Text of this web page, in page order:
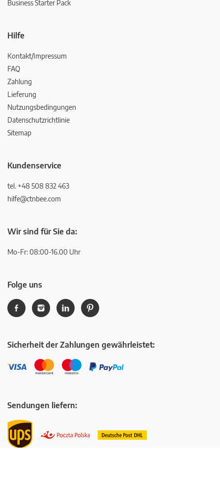
Business Starter Pack
Hilfe
Kontakt/Impressum
FAQ
Zahlung
Lieferung
Nutzungsbedingungen
Datenschutzrichtlinie
Sitemap
Kundenservice
tel. +48 508 832 463
hilfe@ctnbee.com
Wir sind für Sie da:
Mo-Fr: 08:00-16.00 Uhr
Folge uns
Sicherheit der Zahlungen gewährleistet:
Sendungen liefern: